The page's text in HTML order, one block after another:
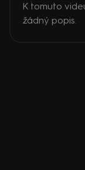
K tomuto
žádný popis.